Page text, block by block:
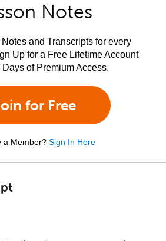
Notes
and Transcripts for every
Up for a Free Lifetime Account
Days of Premium Access.
for Free
a Member? Sign In Here